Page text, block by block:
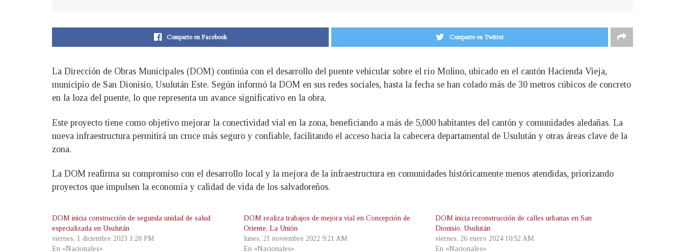
Comparte en Facebook Comparte en Twitter
La Dirección de Obras Municipales (DOM) continúa con el desarrollo del puente vehicular sobre el río Molino, ubicado en el cantón Hacienda Vieja,
municipio de San Dionisio, Usulután Este. Según informó la DOM en sus redes sociales, hasta la fecha se han colado más de 30 metros cúbicos de concreto
en la loza del puente, lo que representa un avance significativo en la obra.
Este proyecto tiene como objetivo mejorar la conectividad vial en la zona, beneficiando a más de 5,000 habitantes del cantón y comunidades aledañas. La
nueva infraestructura permitirá un cruce más seguro y confiable, facilitando el acceso hacia la cabecera departamental de Usulután y otras áreas clave de la
zona.
La DOM reafirma su compromiso con el desarrollo local y la mejora de la infraestructura en comunidades históricamente menos atendidas, priorizando
proyectos que impulsen la economía y calidad de vida de los salvadoreños.
DOM inicia construcción de segunda unidad de salud
especializada en Usulután
viernes, 1 diciembre 2023 1:28 PM
En «Nacionales»
DOM realiza trabajos de mejora vial en Concepción de
Oriente, La Unión
lunes, 21 noviembre 2022 9:21 AM
En «Nacionales»
DOM inicia reconstrucción de calles urbanas en San
Dionisio, Usulután
viernes, 26 enero 2024 10:52 AM
En «Nacionales»